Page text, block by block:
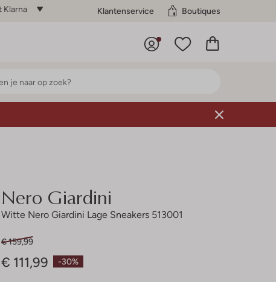
Klarna Klantenservice Boutiques
Nero Giardini
Witte Nero Giardini Lage Sneakers 513001
-30%
€ 159,99
€ 111,99